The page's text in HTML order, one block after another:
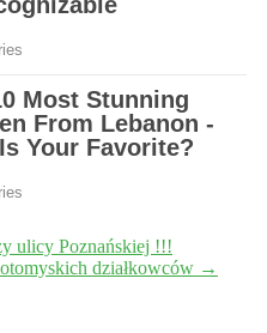
ulicy Poznańskiej !!!
działkowców →